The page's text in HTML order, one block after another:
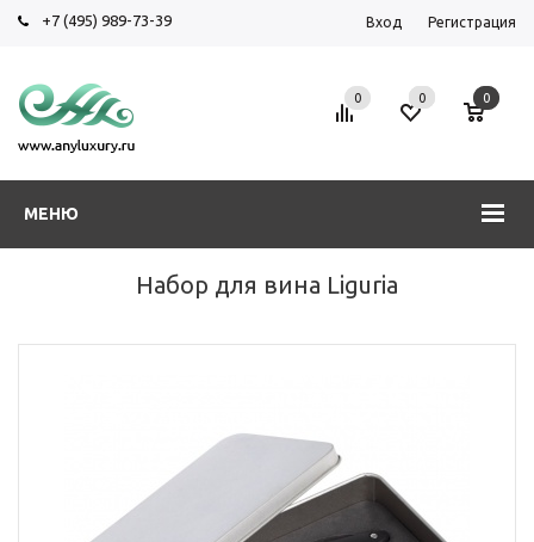
+7 (495) 989-73-39 Вход Регистрация
МЕНЮ
0 0 0
Набор для вина Liguria